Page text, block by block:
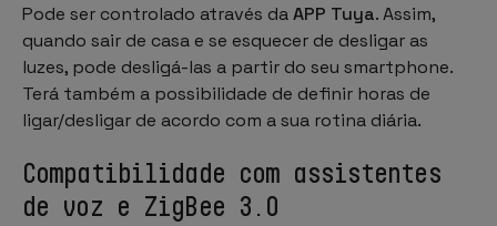
Pode ser controlado através daAPP Tuya. Assim,
quando sair de casa e se esquecer de desligar as
luzes, pode desligá-las a partir do seu smartphone.
Terá também a possibilidade de definir horas de
ligar/desligar de acordo com a sua rotina diária.
Compatibilidade com assistentes
de voz e ZigBee 3.0